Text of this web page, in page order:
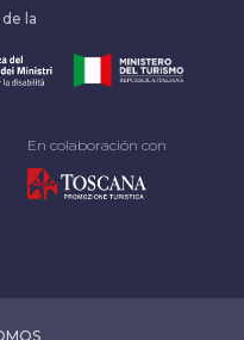
la
En colaboración con